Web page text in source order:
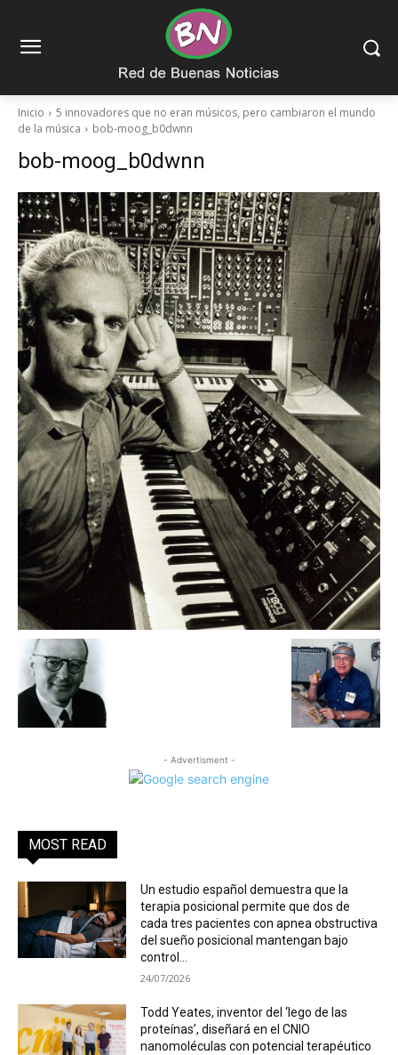
Inicio
5 innovadores que no eran músicos, pero cambiaron el mundo
de la música
bob-moog_b0dwnn
bob-moog_b0dwnn
- Advertisment -
MOST READ
Un estudio español demuestra que la
terapia posicional permite que dos de
cada tres pacientes con apnea obstructiva
del sueño posicional mantengan bajo
control...
24/07/2026
Todd Yeates, inventor del ‘lego de las
proteínas’, diseñará en el CNIO
nanomoléculas con potencial terapéutico